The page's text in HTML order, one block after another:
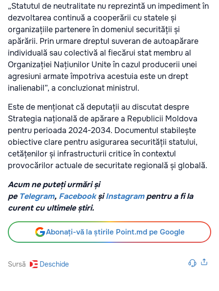
„Statutul de neutralitate nu reprezintă un impediment în
dezvoltarea continuă a cooperării cu statele și
organizațiile partenere în domeniul securității și
apărării. Prin urmare dreptul suveran de autoapărare
individuală sau colectivă al fiecărui stat membru al
Organizației Națiunilor Unite în cazul producerii unei
agresiuni armate împotriva acestuia este un drept
inalienabil”, a concluzionat ministrul.
Este de menționat că deputații au discutat despre
Strategia națională de apărare a Republicii Moldova
pentru perioada 2024-2034. Documentul stabilește
obiective clare pentru asigurarea securității statului,
cetățenilor și infrastructurii critice în contextul
provocărilor actuale de securitate regională și globală.
Acum ne puteți urmări și
pe Telegram, Facebook șiInstagrampentru a fi la
curent cu ultimele știri.
Abonați-vă la știrile Point.md pe Google
Sursă Deschide